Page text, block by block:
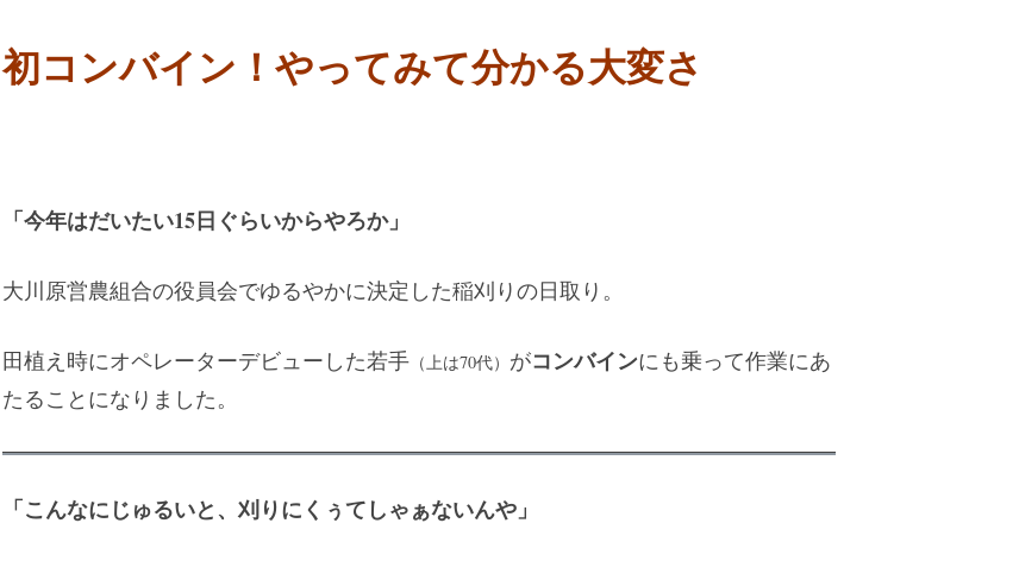
初コンバイン！やってみて分かる大変さ
「今年はだいたい15日ぐらいからやろか」
大川原営農組合の役員会でゆるやかに決定した稲刈りの日取り。
田植え時にオペレーターデビューした若手（上は70代） がコンバインにも乗って作業にあ
たることになりました。
「こんなにじゅるいと、刈りにくぅてしゃぁないんや」